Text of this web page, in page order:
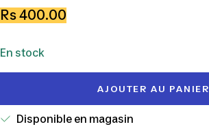
la
quantité
Prix
vente
Rs 400.00
En stock
AJOUTER AU PANIER
Disponible en magasin